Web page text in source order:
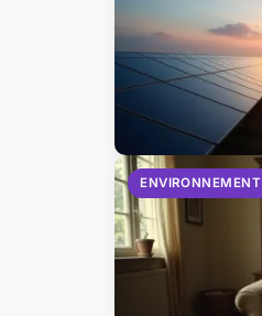
ENVIRONNEMENT